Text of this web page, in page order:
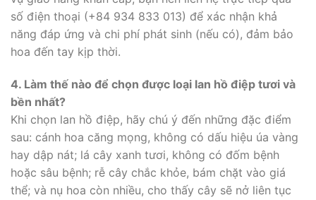
số điện thoại (+84 934 833 013) để xác nhận khả
năng đáp ứng và chi phí phát sinh (nếu có), đảm bảo
hoa đến tay kịp thời.
4. Làm thế nào để chọn được loại lan hồ điệp tươi và
bền nhất?
Khi chọn lan hồ điệp, hãy chú ý đến những đặc điểm
sau: cánh hoa căng mọng, không có dấu hiệu úa vàng
hay dập nát; lá cây xanh tươi, không có đốm bệnh
hoặc sâu bệnh; rễ cây chắc khỏe, bám chặt vào giá
thể; và nụ hoa còn nhiều, cho thấy cây sẽ nở liên tục